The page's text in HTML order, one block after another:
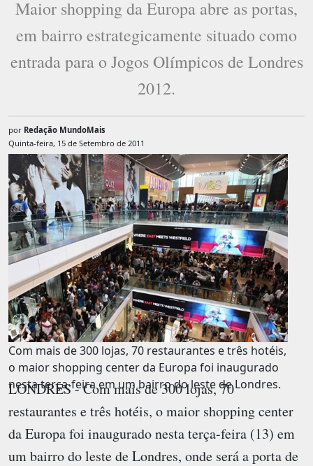
Maior shopping da Europa abre as portas,
em bairro estrategicamente situado como
entrada para o Jogos Olímpicos de Londres
2012.
por Redação MundoMais
Quinta-feira, 15 de Setembro de 2011
Com mais de 300 lojas, 70 restaurantes e três hotéis,
o maior shopping center da Europa foi inaugurado
nesta terça-feira em um bairro do leste de Londres.
LONDRES - Com mais de 300 lojas, 70
restaurantes e três hotéis, o maior shopping center
da Europa foi inaugurado nesta terça-feira (13) em
um bairro do leste de Londres, onde será a porta de